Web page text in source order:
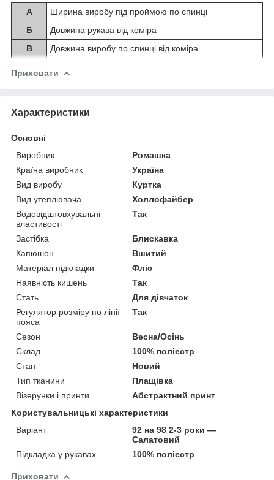
А
Ширина виробу під проймою по спинці
Б
Довжина рукава від коміра
В
Довжина виробу по спинці від коміра
Приховати
Характеристики
Основні
Виробник
Ромашка
Країна виробник
Україна
Вид виробу
Куртка
Вид утеплювача
Холлофайбер
Водовідштовхувальні
властивості
Так
Застібка
Блискавка
Капюшон
Вшитий
Матеріал підкладки
Фліс
Наявність кишень
Так
Стать
Для дівчаток
Регулятор розміру по лінії
пояса
Так
Сезон
Весна/Осінь
Склад
100% поліестр
Стан
Новий
Тип тканини
Плащівка
Візерунки і принти
Абстрактний принт
Користувальницькі характеристики
Варіант
92 на 98 2-3 роки —
Салатовий
Підкладка у рукавах
100% поліестр
Приховати